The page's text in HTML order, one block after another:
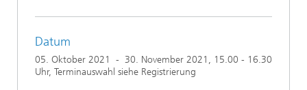
Datum
05. Oktober 2021 - 30. November 2021 , 15.00 - 16.30
Uhr, Terminauswahl siehe Registrierung